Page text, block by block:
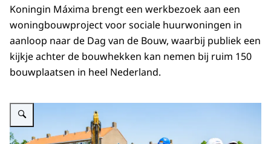
Koningin Máxima brengt een werkbezoek aan een
woningbouwproject voor sociale huurwoningen in
aanloop naar de Dag van de Bouw, waarbij publiek een
kijkje achter de bouwhekken kan nemen bij ruim 150
bouwplaatsen in heel Nederland.
Vergroot afbeelding Koningin Máxima op bouwterrein Dag van de Bouw